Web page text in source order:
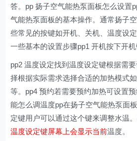
答。pp 扬子空气能热泵面板怎么设置
气能热泵面板的基本操作。通常扬子
些常见的按键如开机、关机、温度设
一些基本的设置步骤pp1 开机按下开机
pp2 温度设定找到温度设定键根据需
择根据实际需求选择合适的加热模式
等。pp4 预约若需要预约加热可设置
能怎么调温度pp在扬子空气能热泵面
定键用户可以通过这个键来调整水温
温度设定键屏幕上会显示当前温度。